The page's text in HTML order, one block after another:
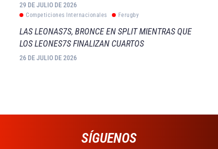
29 DE JULIO DE 2026
Competiciones Internacionales Ferugby
LAS LEONAS7S, BRONCE EN SPLIT MIENTRAS QUE
LOS LEONES7S FINALIZAN CUARTOS
26 DE JULIO DE 2026
SÍGUENOS